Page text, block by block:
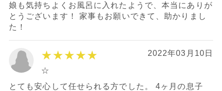
娘も気持ちよくお風呂に入れたようで、本当にありが
とうございます！ 家事もお願いできて、助かりまし
た！
★★★★★ 2022年03月10日
☆
とても安心して任せられる方でした。 4ヶ月の息子